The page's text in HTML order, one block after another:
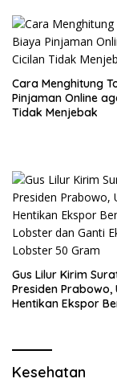
Cara Menghitung
Pinjaman Online
Tidak Menjebak
Gus Lilur Kirim
Presiden Prabowo,
Hentikan Ekspor
Kesehatan